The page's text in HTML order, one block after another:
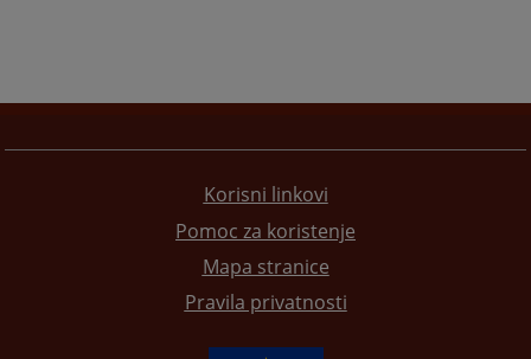
Korisni linkovi
Pomoc za koristenje
Mapa stranice
Pravila privatnosti